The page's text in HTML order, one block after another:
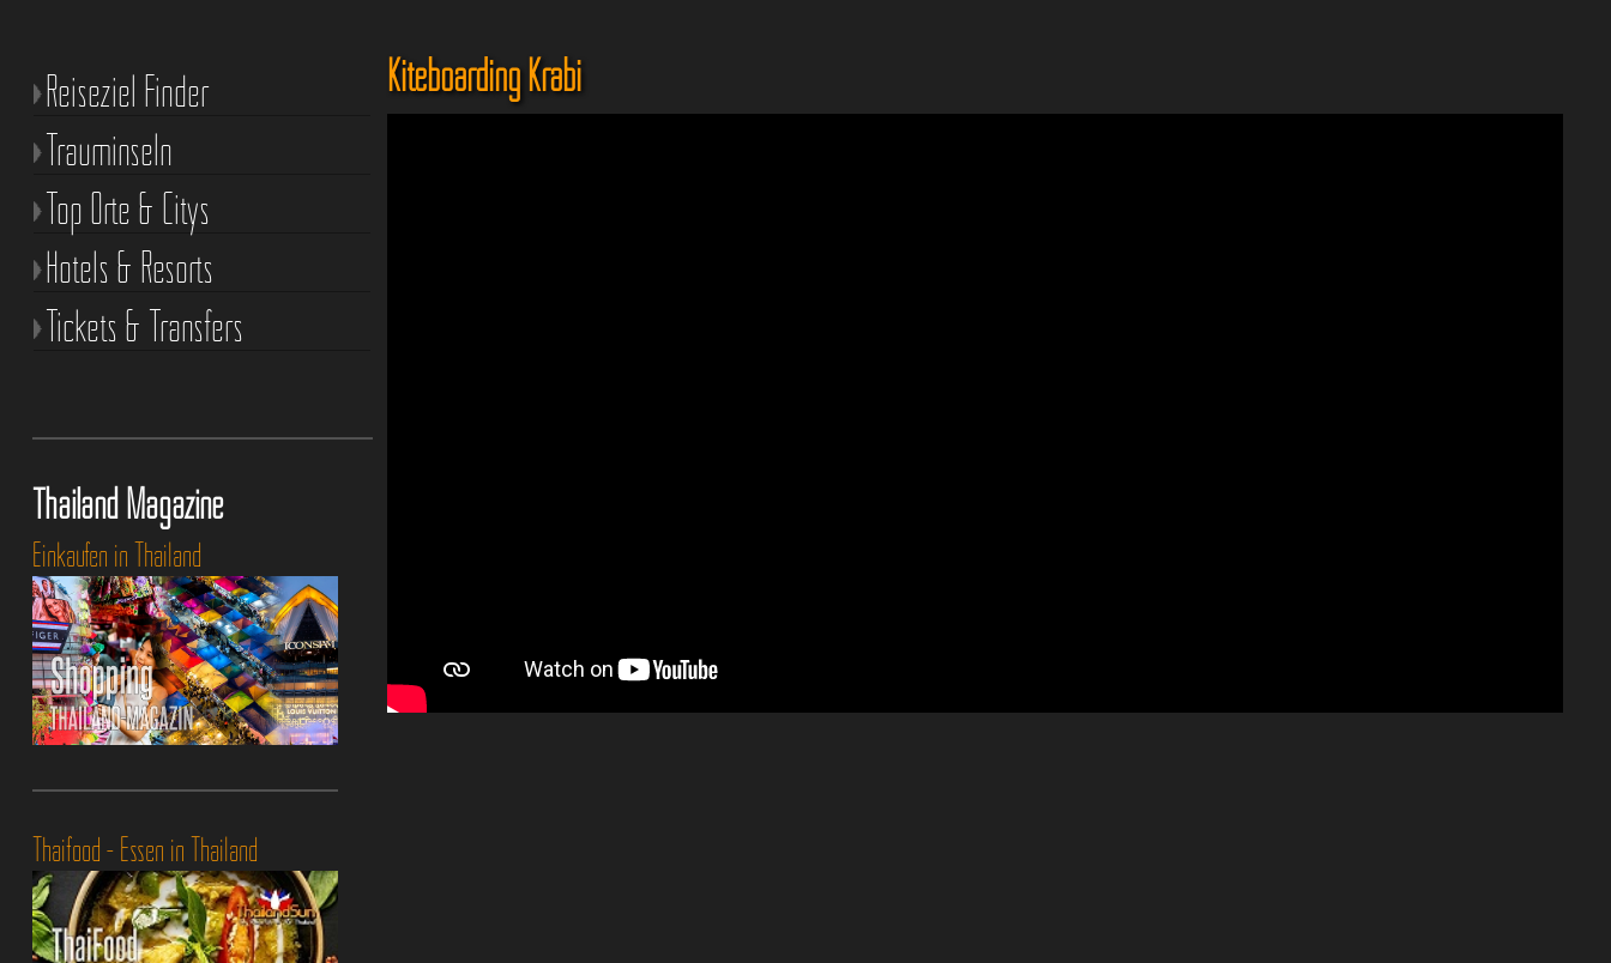
Kiteboarding Krabi
Reiseziel Finder
Trauminseln
Top Orte & Citys
Hotels & Resorts
Tickets & Transfers
Thailand Magazine
Einkaufen in Thailand
Thaifood - Essen in Thailand